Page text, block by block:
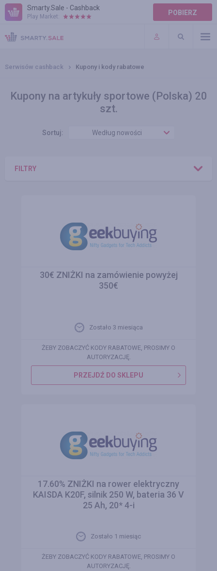
Smarty.Sale - Cashback
Play Market: POBIERZ
POMOC
WARUNKI
Serwisów cashback Kupony i kody rabatowe
Kupony na artykuły sportowe (Polska) 20
szt.
Sortuj: Według nowości
FILTRY
30€ ZNIŻKI na zamówienie powyżej
350€
Zostało 3 miesiąca
ŻEBY ZOBACZYĆ KODY RABATOWE, PROSIMY O
AUTORYZACJĘ.
PRZEJDŹ DO SKLEPU
17.60% ZNIŻKI na rower elektryczny
KAISDA K20F, silnik 250 W, bateria 36 V
25 Ah, 20* 4-i
Zostało 1 miesiąc
ŻEBY ZOBACZYĆ KODY RABATOWE, PROSIMY O
AUTORYZACJĘ.